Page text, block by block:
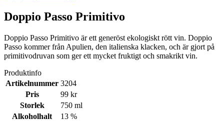
Doppio Passo Primitivo
Doppio Passo Primitivo är ett generöst ekologiskt rött vin. Doppio
Passo kommer från Apulien, den italienska klacken, och är gjort på
primitivodruvan som ger ett mycket fruktigt och smakrikt vin.
Produktinfo
Artikelnummer 3204
Pris
99 kr
Storlek
750 ml
Alkoholhalt
13 %